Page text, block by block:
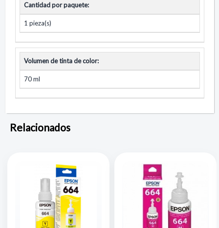
Cantidad por paquete:
1 pieza(s)
Volumen de tinta de color:
70 ml
Relacionados